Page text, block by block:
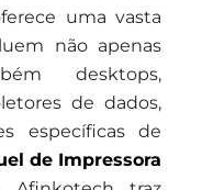
uma vasta
não apenas
desktops,
de dados,
específicas de
de Impressora